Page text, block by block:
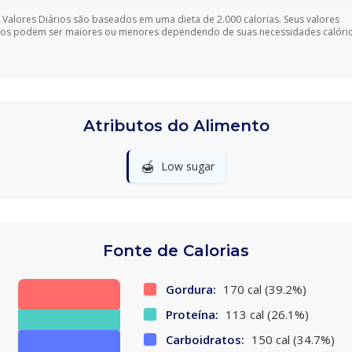
Diários são baseados em uma dieta de 2.000 calorias. Seus valores
podem ser maiores ou menores dependendo de suas necessidades
Atributos do Alimento
🍯 Low sugar
Fonte de Calorias
Gordura: 170 cal (39.2%)
Proteína: 113 cal (26.1%)
Carboidratos: 150 cal (34.7%)